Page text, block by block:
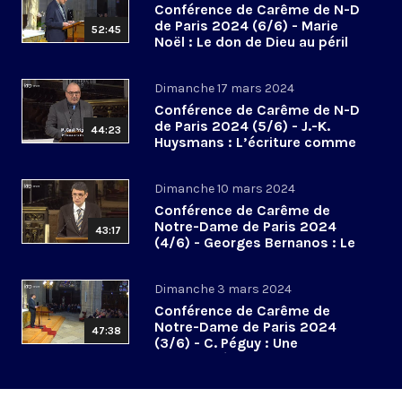
52:45
Conférence de Carême de N-D
de Paris 2024 (6/6) - Marie
Noël : Le don de Dieu au péril
44:23
Dimanche 17 mars 2024
Conférence de Carême de N-D
de Paris 2024 (5/6) - J.-K.
Huysmans : L’écriture comme
43:17
Dimanche 10 mars 2024
Conférence de Carême de
Notre-Dame de Paris 2024
(4/6) - Georges Bernanos : Le
47:38
Dimanche 3 mars 2024
Conférence de Carême de
Notre-Dame de Paris 2024
(3/6) - C. Péguy : Une
spiritualité de la communion